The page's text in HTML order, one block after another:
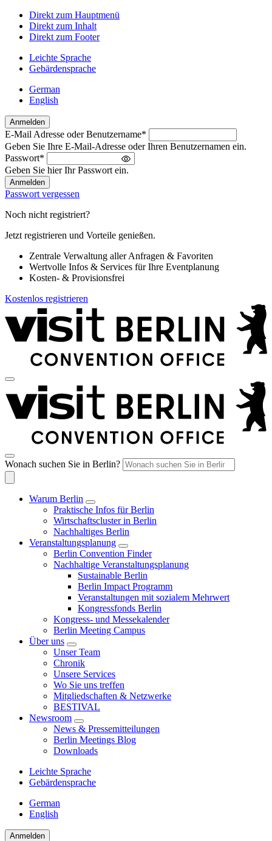
Direkt zum Hauptmenü
Direkt zum Inhalt
Direkt zum Footer
Leichte Sprache
Gebärdensprache
German
English
Anmelden
Willkommen
zurück!
Bitte
melden
Sie
sich
an
E-Mail Adresse oder Benutzername*
Geben Sie Ihre E-Mail-Adresse oder Ihren Benutzernamen ein.
Passwort*
Geben Sie hier Ihr Passwort ein.
Passwort vergessen
Noch nicht registriert?
Jetzt registrieren und Vorteile genießen.
Zentrale Verwaltung aller Anfragen & Favoriten
Wertvolle Infos & Services für Ihre Eventplanung
Kosten- & Provisionsfrei
Kostenlos registrieren
Wonach suchen Sie in Berlin?
Warum Berlin
Praktische Infos für Berlin
Wirtschaftscluster in Berlin
Nachhaltiges Berlin
Veranstaltungsplanung
Berlin Convention Finder
Nachhaltige Veranstaltungsplanung
Sustainable Berlin
Berlin Impact Programm
Veranstaltungen mit sozialem Mehrwert
Kongressfonds Berlin
Kongress- und Messekalender
Berlin Meeting Campus
Über uns
Unser Team
Chronik
Unsere Services
Wo Sie uns treffen
Mitgliedschaften & Netzwerke
BESTIVAL
Newsroom
News & Pressemitteilungen
Berlin Meetings Blog
Downloads
Leichte Sprache
Gebärdensprache
German
English
Anmelden